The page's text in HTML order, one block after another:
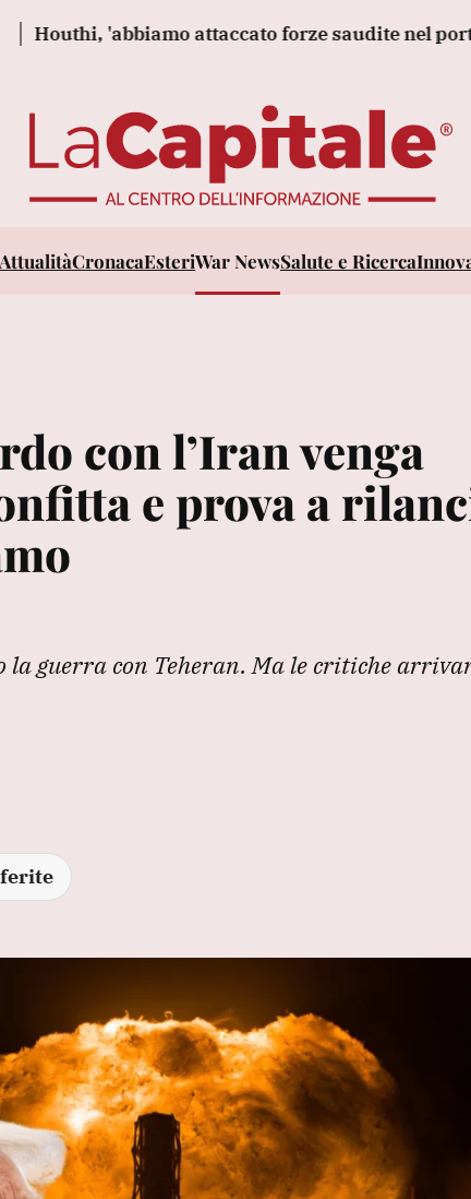
'abbiamo attaccato forze saudite nel porto
AttualitàCronacaEsteriWar NewsSalute e Ricerca
con l’Iran venga
e prova a
guerra con Teheran. Ma le critiche